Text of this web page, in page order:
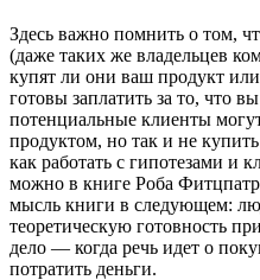
Здесь важно помнить о том,
(даже таких же владельцев
купят ли они ваш продукт
готовы заплатить за то, что
потенциальные клиенты
продуктом, но так и не
как работать с гипотезами и
можно в книге Роба
мысль книги в следующем:
теоретическую готовность
дело — когда речь идет о
потратить деньги.